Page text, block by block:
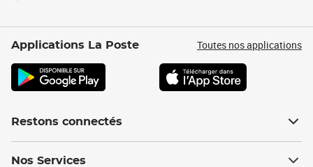
Applications La Poste Toutes nos applications
Restons connectés
Nos Services